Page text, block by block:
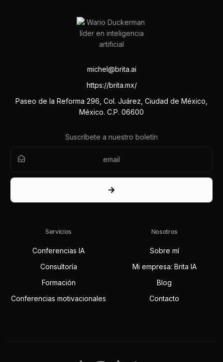
michel@brita.ai
https://brita.mx/
Paseo de la Reforma 296, Col. Juárez, Ciudad de México,
México. C.P. 06600
Suscríbete a nuestro boletín
Servicios
Conferencias IA
Consultoría
Formación
Conferencias motivacionales
Nosotros
Sobre mí
Mi empresa: Brita IA
Blog
Contacto